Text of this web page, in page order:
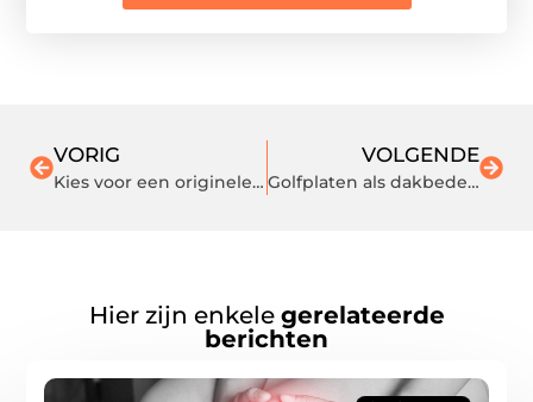
VORIG
Kies voor een originele kerst met de hangende kerstboom
VOLGENDE
Golfplaten als dakbedekking
Hier zijn enkele gerelateerde
berichten